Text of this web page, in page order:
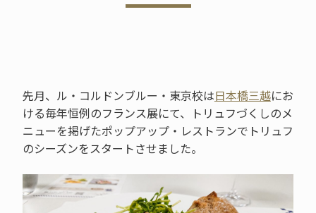
先月、ル・コルドンブルー・東京校は日本橋三越にお
ける毎年恒例のフランス展にて、トリュフづくしのメ
ニューを掲げたポップアップ・レストランでトリュフ
のシーズンをスタートさせました。